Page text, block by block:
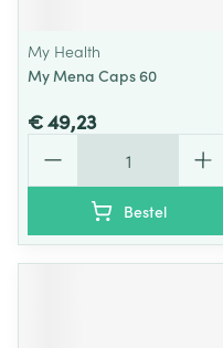
My Health
My Mena Caps 60
€ 49,23
Bestel